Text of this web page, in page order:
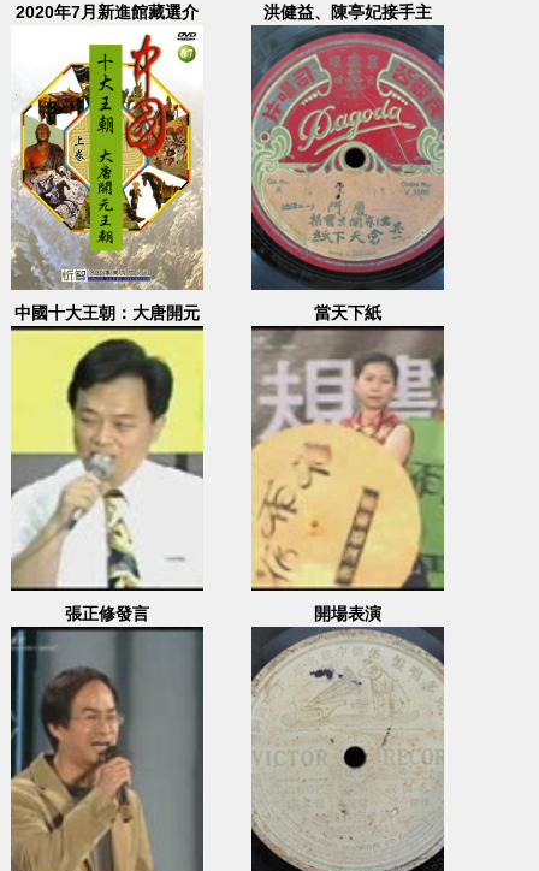
2020年7月新進館藏選介
洪健益、陳亭妃接手主
持、行動劇表演、無米樂
「崑濱伯」致詞
中國十大王朝：大唐開元
王朝
當天下紙
張正修發言 開場表演